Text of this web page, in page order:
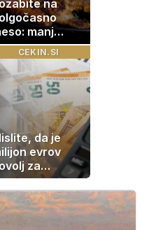
na
manj
več
CEKIN.SI
da je
evrov
za
Te
so
Evropo